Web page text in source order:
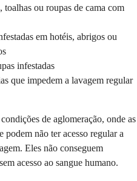
ou roupas de cama com
em hotéis, abrigos ou
infestadas
que impedem a lavagem regular
de aglomeração, onde as
podem não ter acesso regular a
Eles não conseguem
acesso ao sangue humano.